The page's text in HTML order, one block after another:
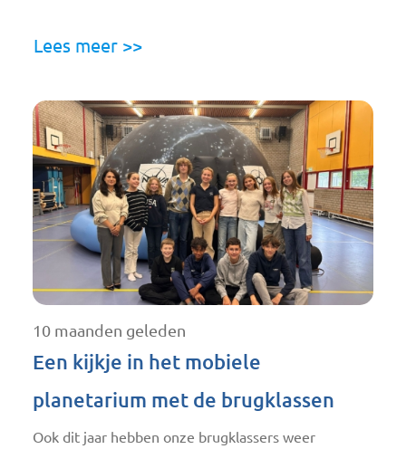
Lees meer >>
10 maanden geleden
Een kijkje in het mobiele
planetarium met de brugklassen
Ook dit jaar hebben onze brugklassers weer